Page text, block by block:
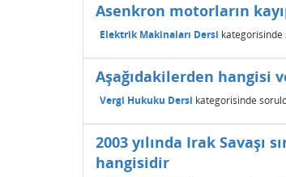
Asenkron motorların
Elektrik Makinaları Dersi kategorisinde
Aşağıdakilerden hangisi
Vergi Hukuku Dersi kategorisinde
2003 yılında Irak Savaşı
hangisidir